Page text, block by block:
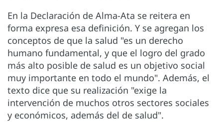
En la Declaración de Alma-Ata se reitera en
forma expresa esa definición. Y se agregan los
conceptos de que la salud "es un derecho
humano fundamental, y que el logro del grado
más alto posible de salud es un objetivo social
muy importante en todo el mundo". Además, el
texto dice que su realización "exige la
intervención de muchos otros sectores sociales
y económicos, además del de salud".